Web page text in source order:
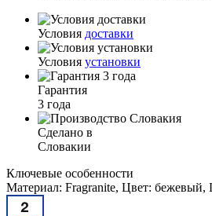
Условия доставки
Условия установки
Гарантия
3 года
Сделано в
Словакии
Ключевые особенности
Материал: Fragranite, Цвет: